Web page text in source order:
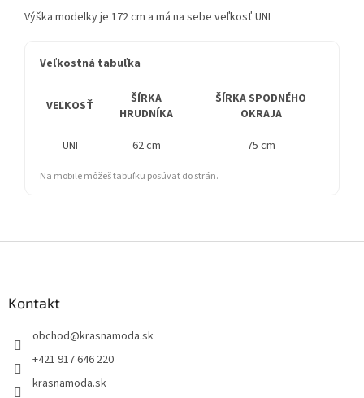
Výška modelky je 172 cm a má na sebe veľkosť UNI
Veľkostná tabuľka
VEĽKOSŤ
ŠÍRKA
HRUDNÍKA
ŠÍRKA SPODNÉHO
OKRAJA
UNI 62 cm 75 cm
Na mobile môžeš tabuľku posúvať do strán.
Kontakt
obchod@krasnamoda.sk
+421 917 646 220
krasnamoda.sk